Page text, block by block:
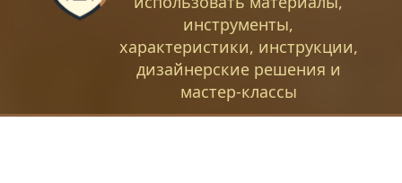
инструменты,
характеристики, инструкции,
дизайнерские решения и
мастер-классы